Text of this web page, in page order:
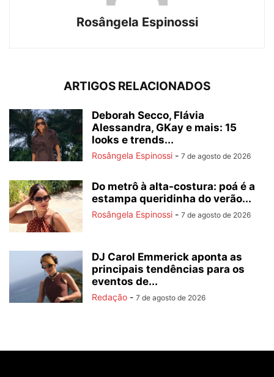
Rosângela Espinossi
ARTIGOS RELACIONADOS
Deborah Secco, Flávia
Alessandra, GKay e mais: 15
looks e trends...
Rosângela Espinossi - 7 de agosto de 2026
Do metrô à alta-costura: poá é a
estampa queridinha do verão...
Rosângela Espinossi - 7 de agosto de 2026
DJ Carol Emmerick aponta as
principais tendências para os
eventos de...
Redação - 7 de agosto de 2026